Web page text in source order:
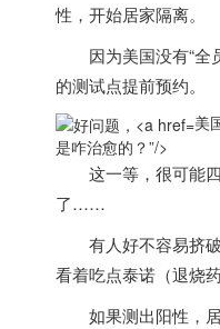
性，开始居家隔离。
因为美国没有“全
的测试点提前预约。
美
是咋治愈的？”/>
这一等，很可能
了……
有人好不容易挤
看着吃点泰诺（退烧药
如果测出阳性，